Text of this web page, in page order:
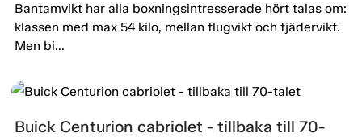
Bantamvikt har alla boxningsintresserade hört talas om:
klassen med max 54 kilo, mellan flugvikt och fjädervikt.
Men bi...
Buick Centurion cabriolet - tillbaka till 70-